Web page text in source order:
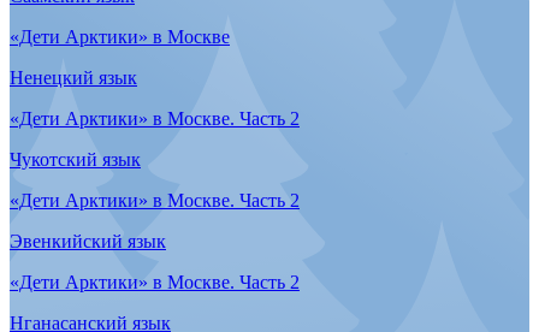
Topic 4. Family
Khanty language
Topic 4. Family
Koryak language
Topic 4. Family
Nenets language
Topic 4. Family
Nganasan language